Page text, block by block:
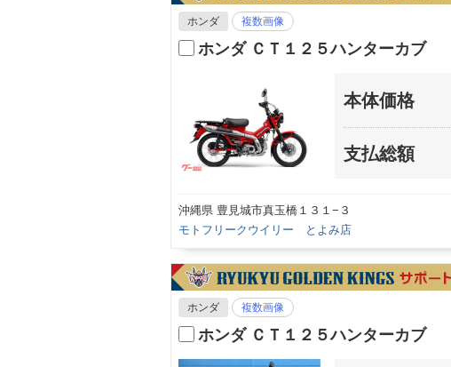
ホンダ 複数画像
ホンダ ＣＴ１２５ハンターカブ
本体価格
支払総額
沖縄県 豊見城市真玉橋１３１−３
モトフリークウイリー とよみ店
ホンダ 複数画像
ホンダ ＣＴ１２５ハンターカブ